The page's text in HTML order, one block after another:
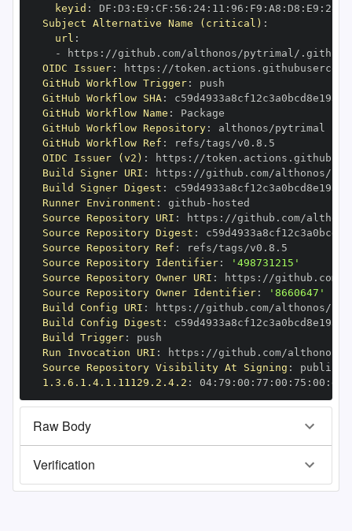
keyid : DF : D3 : E9 : CF : 56 : 24: 11 : 96 : F9 : A8 : D8 : E9 : 28
Subject Alternative Name (critical) :
url :
-
https :
OIDC Issuer: https :
GitHub Workflow Trigger:
GitHub Workflow SHA:
GitHub Workflow Name :
GitHub Workflow Repository:
GitHub Workflow Ref :
OIDC Issuer (v2) : https :
Build Signer URI : https :
Build Signer Digest :
Runner Environment : github -
Source Repository URI : https :
Source Repository Digest :
Source Repository Ref :
Source Repository Identifier:
'498731215'
Source Repository Owner URI : https :
Source Repository Owner Identifier:
'8660647'
Build Config URI : https :
Build Config Digest :
Build Trigger:
Run Invocation URI : https :
Source Repository Visibility At Signing :
1.3.6.1.4.1.11129.2.4.2 : 04: 79 : 00 : 77 : 00 : 75 : 00 : dd
Raw Body
Verification